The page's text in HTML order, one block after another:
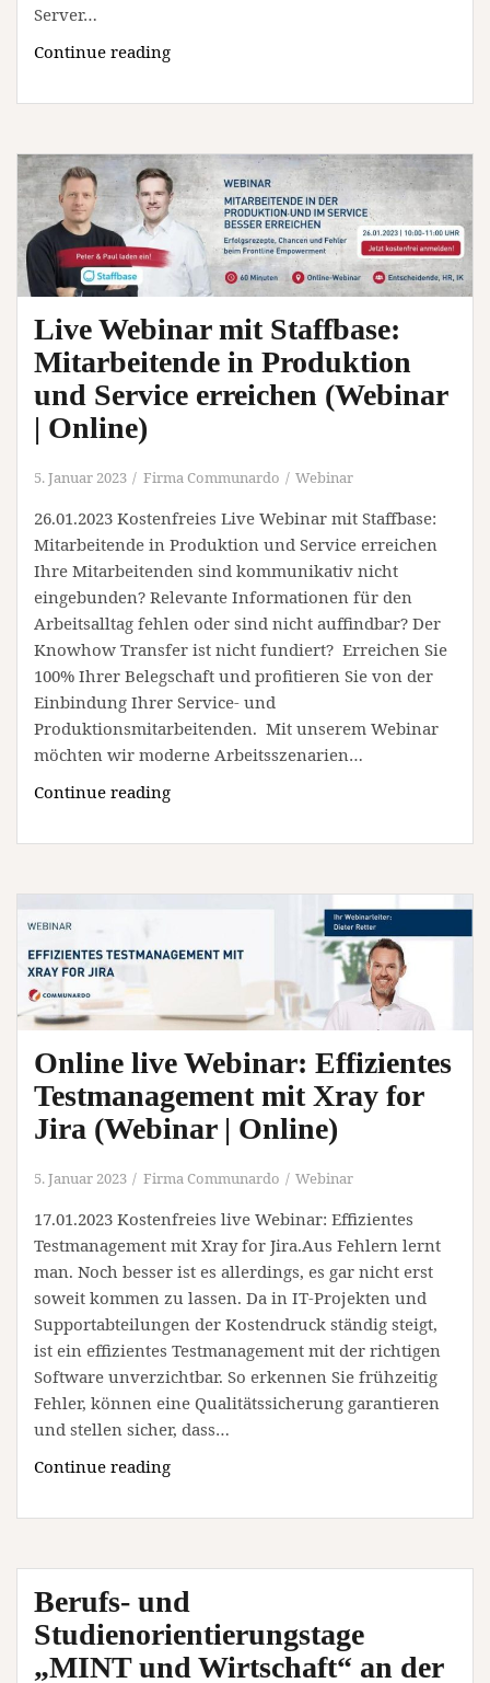
Server…
Continue readingWebinar:
Weg
die
Cloud
–
eine
Confluence
Migration
Stolpersteinen
und
einem
(Webinar
Online)
Live Webinar mit Staffbase:
Mitarbeitende in Produktion
und Service erreichen (Webinar
| Online)
5. Januar 2023 Firma Communardo Webinar
26.01.2023 Kostenfreies Live Webinar mit Staffbase:
Mitarbeitende in Produktion und Service erreichen
Ihre Mitarbeitenden sind kommunikativ nicht
eingebunden? Relevante Informationen für den
Arbeitsalltag fehlen oder sind nicht auffindbar? Der
Knowhow Transfer ist nicht fundiert? Erreichen Sie
100% Ihrer Belegschaft und profitieren Sie von der
Einbindung Ihrer Service- und
Produktionsmitarbeitenden. Mit unserem Webinar
möchten wir moderne Arbeitsszenarien…
Continue readingLive
mit
Produktion
erreichen
(Webinar
|
Online)
Online live Webinar: Effizientes
Testmanagement mit Xray for
Jira (Webinar | Online)
5. Januar 2023 Firma Communardo Webinar
17.01.2023 Kostenfreies live Webinar: Effizientes
Testmanagement mit Xray for Jira.Aus Fehlern lernt
man. Noch besser ist es allerdings, es gar nicht erst
soweit kommen zu lassen. Da in IT-Projekten und
Supportabteilungen der Kostendruck ständig steigt,
ist ein effizientes Testmanagement mit der richtigen
Software unverzichtbar. So erkennen Sie frühzeitig
Fehler, können eine Qualitätssicherung garantieren
und stellen sicher, dass…
Continue readingOnline
Webinar:
Testmanagement
mit
Xray
for
Jira
Berufs- und
Studienorientierungstage
„MINT und Wirtschaft“ an der